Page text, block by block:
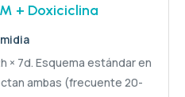
+ Doxiciclina
× 7d. Esquema estándar en
ambas (frecuente 20-